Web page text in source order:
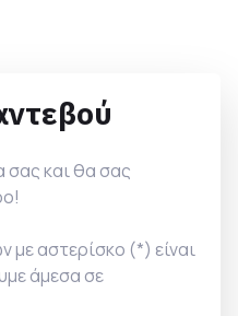
σας και θα σας
αστερίσκο (*) είναι
άμεσα σε